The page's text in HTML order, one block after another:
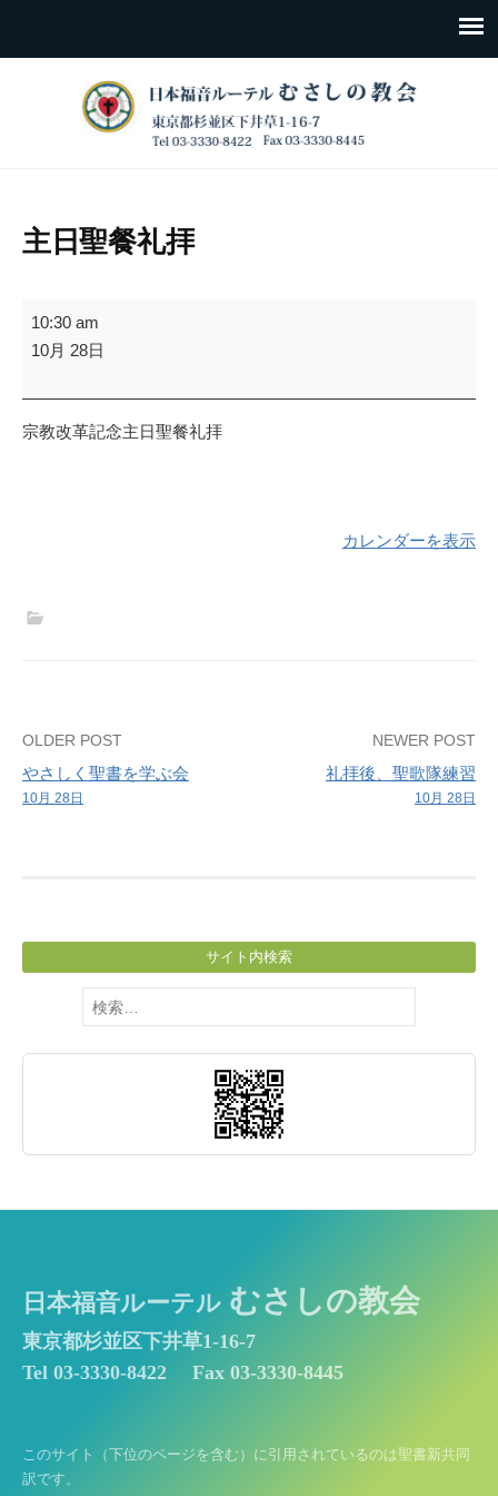
主日聖餐礼拝
主
日
餐
礼
10:30 am
10月 28日
宗教改革記念主日聖餐礼拝
カレンダーを表示
Post
navigation
OLDER POST
やさしく聖書を学ぶ会
10月 28日
NEWER POST
礼拝後、聖歌隊練習
10月 28日
サイト内検索
検
索:
日本福音ルーテル むさしの教会
東京都杉並区下井草1-16-7
Tel 03-3330-8422
Fax 03-3330-8445
このサイト（下位のページを含む）に引用されているのは聖書新共同
訳です。